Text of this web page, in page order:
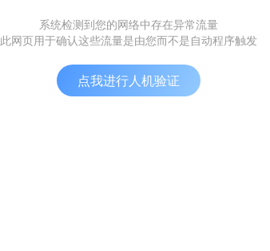
系统检测到您的网络中存在异常流量
此网页用于确认这些流量是由您而不是自动程序触发
点我进行人机验证